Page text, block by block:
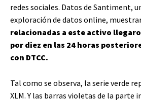
redes sociales. Datos de Santiment,
exploración de datos online,
relacionadas a este activo
por diez en las 24 horas
con DTCC.
Tal como se observa, la serie verde
XLM. Y las barras violetas de la parte